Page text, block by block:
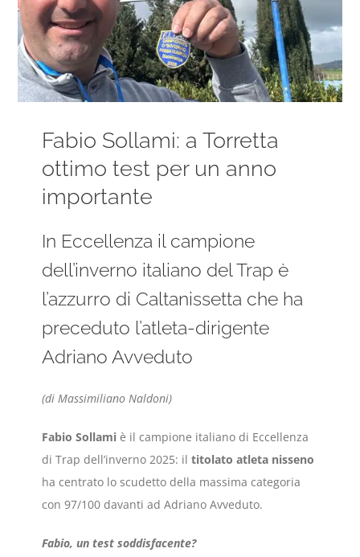
Fabio Sollami: a Torretta
ottimo test per un anno
importante
In Eccellenza il campione
dell’inverno italiano del Trap è
l’azzurro di Caltanissetta che ha
preceduto l’atleta-dirigente
Adriano Avveduto
(di Massimiliano Naldoni)
Fabio Sollami è il campione italiano di Eccellenza
di Trap dell’inverno 2025: iltitolato atleta nisseno
ha centrato lo scudetto della massima categoria
con 97/100 davanti ad Adriano Avveduto.
Fabio, un test soddisfacente?